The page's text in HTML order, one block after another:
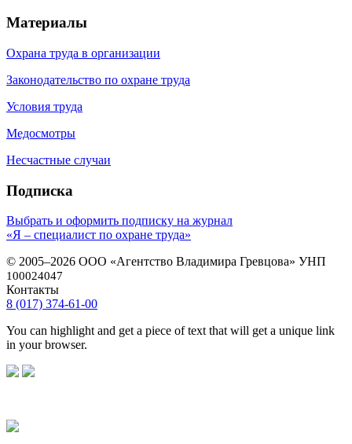
Материалы
Охрана труда в организации
Законодательство по охране труда
Условия труда
Медосмотры
Несчастные случаи
Подписка
Выбрать и оформить подписку на журнал
«Я – специалист по охране труда»
© 2005–2026 ООО «Агентство Владимира Гревцова» УНП
100024047
Контакты
8 (017) 374-61-00
You can highlight and get a piece of text that will get a unique link
in your browser.